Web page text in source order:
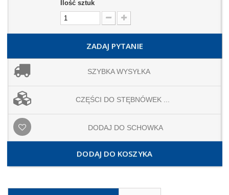
Ilość sztuk
ZADAJ PYTANIE
SZYBKA WYSYŁKA
CZĘŚCI DO STĘBNÓWEK ...
DODAJ DO SCHOWKA
DODAJ DO KOSZYKA